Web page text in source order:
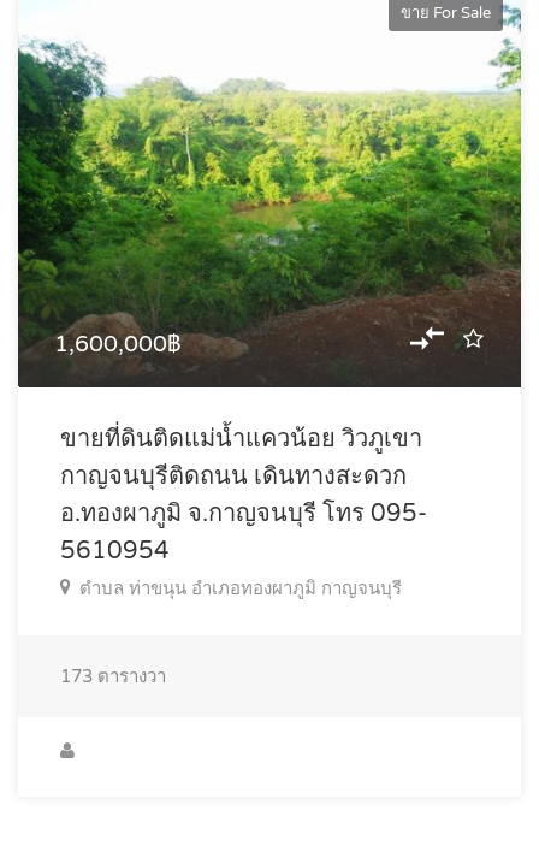
ขาย For Sale
1,600,000฿
ขายที่ดินติดแม่น้ำแควน้อย วิวภูเขา
กาญจนบุรีติดถนน เดินทางสะดวก
อ.ทองผาภูมิ จ.กาญจนบุรี โทร 095-
5610954
ตำบล ท่าขนุน อำเภอทองผาภูมิ กาญจนบุรี
173 ตารางวา